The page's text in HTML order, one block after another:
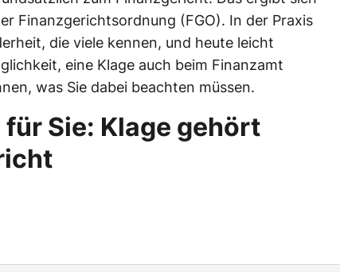
Finanzgerichtsordnung (FGO). In der Praxis
die viele kennen, und heute leicht
eine Klage auch beim Finanzamt
was Sie dabei beachten müssen.
Sie: Klage gehört